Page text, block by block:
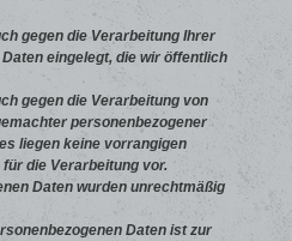
gegen die Verarbeitung Ihrer
eingelegt, die wir öffentlich
gegen die Verarbeitung von
personenbezogener
liegen keine vorrangigen
die Verarbeitung vor.
Daten wurden unrechtmäßig
Daten ist zur